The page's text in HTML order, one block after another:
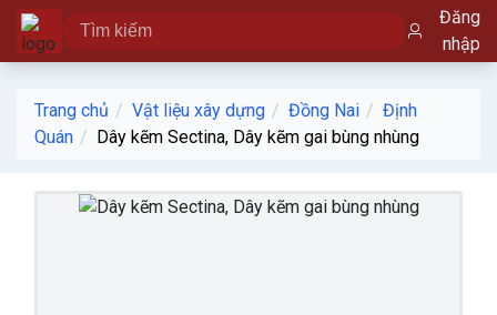
Đăng
nhập
Trang chủ Vật liệu xây dựng Đồng Nai
Định
Quán
Dây kẽm Sectina, Dây kẽm gai bùng nhùng